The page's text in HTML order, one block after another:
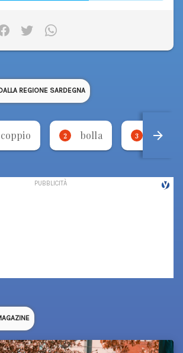
REGIONE SARDEGNA
2 bolla 3 udda